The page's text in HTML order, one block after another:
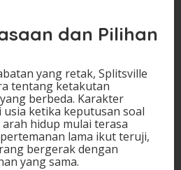
dan Pilihan
yang retak, Splitsville
tentang ketakutan
berbeda. Karakter
ketika keputusan soal
hidup mulai terasa
lama ikut teruji,
bergerak dengan
yang sama.